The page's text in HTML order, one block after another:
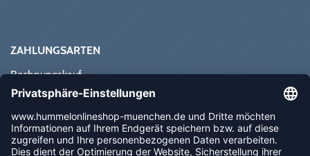
ZAHLUNGSARTEN
Rechnungskauf
Paypal
Vorkasse
Sofortüberweisung